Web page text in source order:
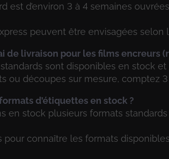
est d’environ 3 à 4 semaines
peuvent être envisagées
de livraison pour les films encreurs
sont disponibles en stock et
ou découpes sur mesure, comptez 3
d’étiquettes en stock ?
en stock plusieurs formats
pour connaître les formats